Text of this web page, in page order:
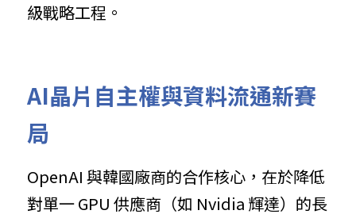
級戰略工程。
AI晶片自主權與資料流通新賽
局
OpenAI 與韓國廠商的合作核心，在於降低
對單一 GPU 供應商（如 Nvidia 輝達）的長